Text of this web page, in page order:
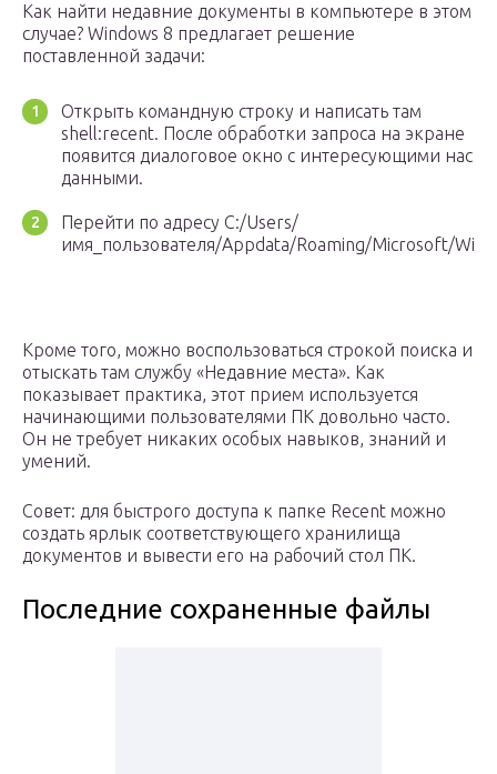
Как найти недавние документы в компьютере в этом
случае? Windows 8 предлагает решение
поставленной задачи:
Открыть командную строку и написать там
shell:recent. После обработки запроса на экране
появится диалоговое окно с интересующими нас
данными.
Перейти по адресу C:/Users/
имя_пользователя/Appdata/Roaming/Microsoft/
Кроме того, можно воспользоваться строкой поиска и
отыскать там службу «Недавние места». Как
показывает практика, этот прием используется
начинающими пользователями ПК довольно часто.
Он не требует никаких особых навыков, знаний и
умений.
Совет: для быстрого доступа к папке Recent можно
создать ярлык соответствующего хранилища
документов и вывести его на рабочий стол ПК.
Последние сохраненные файлы